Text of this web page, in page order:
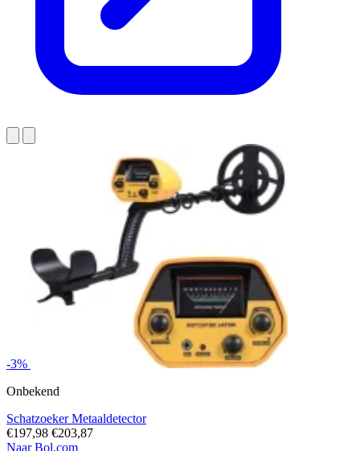
-3%
Onbekend
Schatzoeker Metaaldetector
€197,98 €203,87
Naar Bol.com